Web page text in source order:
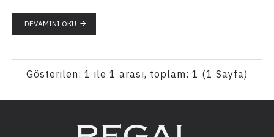
DEVAMINI OKU
Gösterilen: 1 ile 1 arası, toplam: 1 (1 Sayfa)